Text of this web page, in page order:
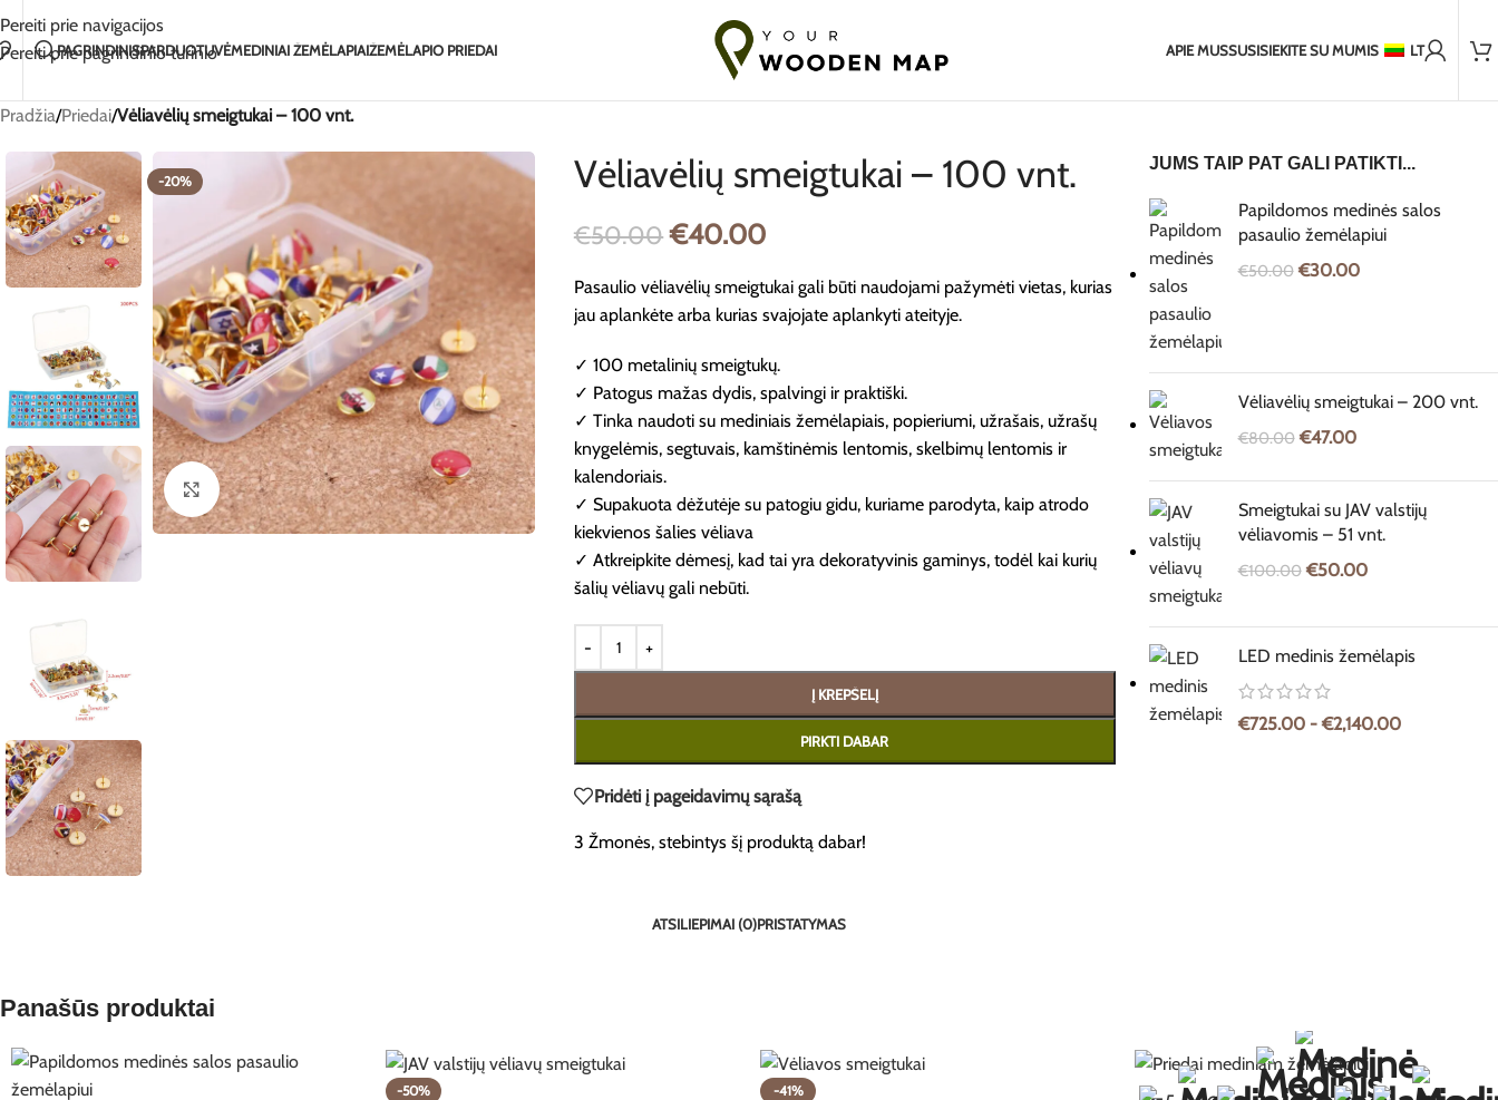
Pereiti prie navigacijos
Pereiti prie pagrindinio turinio
Rankų darbo su meile Lietuvoje 7-14 dienų pristatymas į ES
PAGRINDINISPARDUOTUVĖMEDINIAI ŽEMĖLAPIAIŽEMĖLAPIO PRIEDAI APIE MUSSUSISIEKITE SU MUMIS LT
Pradžia/Priedai/Vėliavėlių smeigtukai – 100 vnt.
-20%
Spustelėkite, jei norite padidinti
Vėliavėlių smeigtukai – 100 vnt.
€50.00 €40.00
Pasaulio vėliavėlių smeigtukai gali būti naudojami pažymėti vietas, kurias
jau aplankėte arba kurias svajojate aplankyti ateityje.
✓ 100 metalinių smeigtukų.
✓ Patogus mažas dydis, spalvingi ir praktiški.
✓ Tinka naudoti su mediniais žemėlapiais, popieriumi, užrašais, užrašų
knygelėmis, segtuvais, kamštinėmis lentomis, skelbimų lentomis ir
kalendoriais.
✓ Supakuota dėžutėje su patogiu gidu, kuriame parodyta, kaip atrodo
kiekvienos šalies vėliava
✓ Atkreipkite dėmesį, kad tai yra dekoratyvinis gaminys, todėl kai kurių
šalių vėliavų gali nebūti.
Į KREPŠELĮ
PIRKTI DABAR
Pridėti į pageidavimų sąrašą
3 Žmonės, stebintys šį produktą dabar!
JUMS TAIP PAT GALI PATIKTI...
Papildomos medinės salos
pasaulio žemėlapiui
€50.00 €30.00
Vėliavėlių smeigtukai – 200 vnt.
€80.00 €47.00
Smeigtukai su JAV valstijų
vėliavomis – 51 vnt.
€100.00 €50.00
LED medinis žemėlapis
€725.00 - €2,140.00
ATSILIEPIMAI (0)PRISTATYMAS
Panašūs produktai
-50% -41%